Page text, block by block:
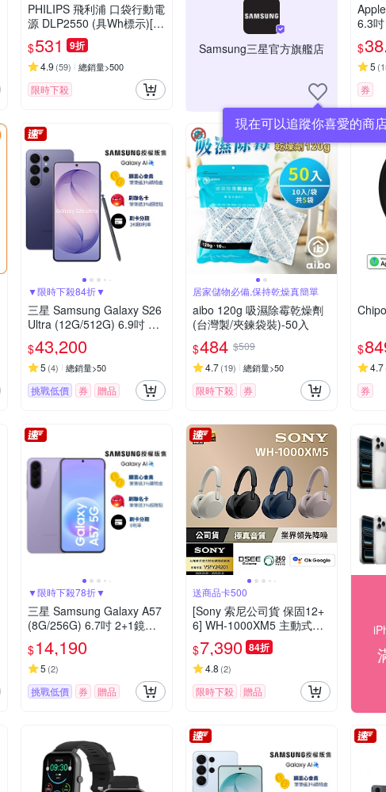
PHILIPS 飛利浦 口袋行動電
源 DLP2550 (具Wh標示)[特
殺]
$531 9折
4.9 (59) 總銷量>500
限時下殺
Samsung三星官方旗艦店
現在可以追蹤你喜愛的商店
6.3
$
5 (
券
▼限時下殺84折▼
三星 Samsung Galaxy S26
Ultra (12G/512G) 6.9吋 五
鏡頭智慧手機
$43,200
5 (4) 總銷量>50
挑戰低價 券 贈品
居家儲物必備,保持乾燥真簡單
aibo 120g 吸濕除霉乾燥劑
(台灣製/夾鍊袋裝)-50入
$484 $509
4.7(19) 總銷量>50
限時下殺 券
$
4.7
券
▼限時下殺78折▼
三星 Samsung Galaxy A57
(8G/256G) 6.7吋 2+1鏡頭
智慧手機
$14,190
5 (2)
挑戰低價 券 贈品
送商品卡500
[Sony 索尼公司貨 保固12+
6] WH-1000XM5 主動式降
噪旗艦藍牙耳機(頂級降噪 /
極真音質/配戴舒適)
$7,390 84折
4.8 (2)
限時下殺 贈品